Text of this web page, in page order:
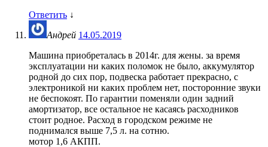
Ответить ↓
Андрей 14.05.2019
Машина приобреталась в 2014г. для жены. за время
эксплуатации ни каких поломок не было, аккумулятор
родной до сих пор, подвеска работает прекрасно, с
электроникой ни каких проблем нет, посторонние звуки
не беспокоят. По гарантии поменяли один задний
амортизатор, все остальное не касаясь расходников
стоит родное. Расход в городском режиме не
поднимался выше 7,5 л. на сотню.
мотор 1,6 АКПП.